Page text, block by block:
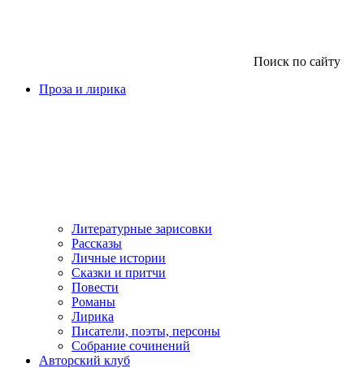
Поиск по сайту
Проза и лирика
Литературные зарисовки
Рассказы
Личные истории
Сказки и притчи
Повести
Романы
Лирика
Писатели, поэты, персоны
Собрание сочинений
Авторский клуб